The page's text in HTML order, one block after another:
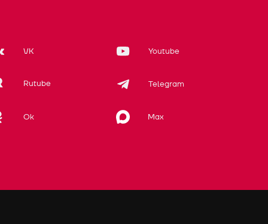
VK Youtube
Rutube Telegram
Ok Max